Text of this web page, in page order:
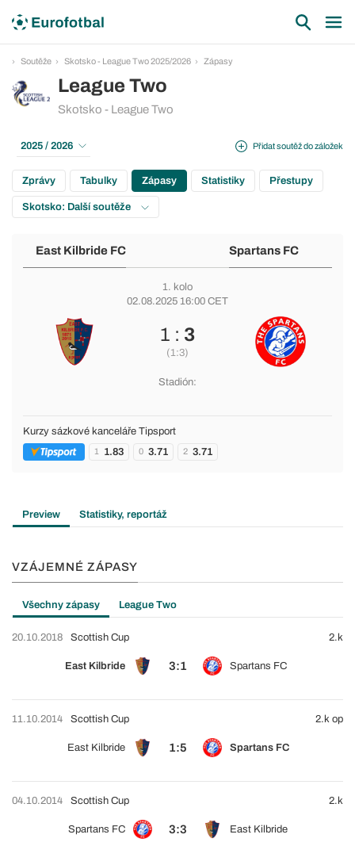
Soutěže Skotsko - League Two 2025/2026 Zápasy
League Two
Skotsko - League Two
Přidat soutěž do záložek
2025 / 2026
Zprávy Tabulky Zápasy Statistiky Přestupy
Skotsko: Další soutěže
East Kilbride FC Spartans FC
1. kolo
02.08.2025 16:00 CET
1 : 3
(1:3)
Stadión:
Kurzy sázkové kanceláře Tipsport
1 1.83 0 3.71 2 3.71
Preview Statistiky, reportáž
VZÁJEMNÉ ZÁPASY
Všechny zápasy League Two
20.10.2018
East Kilbride 3:1 Spartans FC
Scottish Cup 2.k
11.10.2014
East Kilbride 1:5 Spartans FC
Scottish Cup 2.k op
04.10.2014
Spartans FC 3:3 East Kilbride
Scottish Cup 2.k